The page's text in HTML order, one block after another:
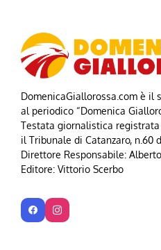
DomenicaGiallorossa.com è il
al periodico “Domenica
Testata giornalistica registrata
il Tribunale di Catanzaro, n.60
Direttore Responsabile:
Editore: Vittorio Scerbo